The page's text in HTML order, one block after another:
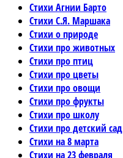
Стихи Агнии Барто
Стихи С.Я. Маршака
Стихи о природе
Стихи про животных
Стихи про птиц
Стихи про цветы
Стихи про овощи
Стихи про фрукты
Стихи про школу
Стихи про детский сад
Стихи на 8 марта
Стихи на 23 февраля